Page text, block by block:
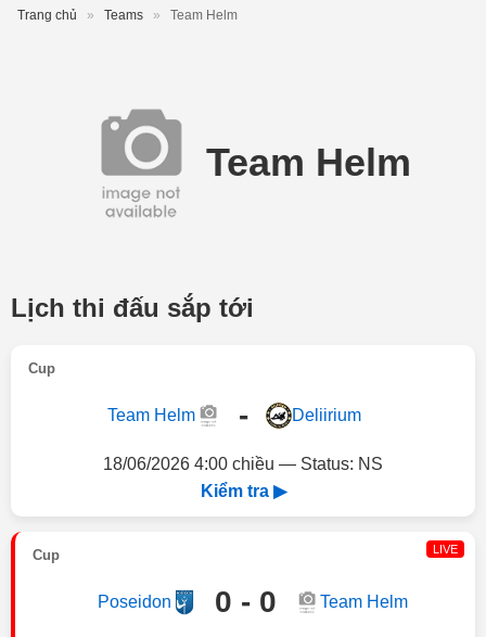
Trang chủ » Teams » Team Helm
Team Helm
Lịch thi đấu sắp tới
Cup
Team Helm - Deliirium
18/06/2026 4:00 chiều — Status: NS
Kiểm tra ▶
Cup LIVE
Poseidon 0 - 0 Team Helm